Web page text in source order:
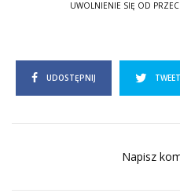
UWOLNIENIE SIĘ OD
UDOSTĘPNIJ TWEET
Napisz